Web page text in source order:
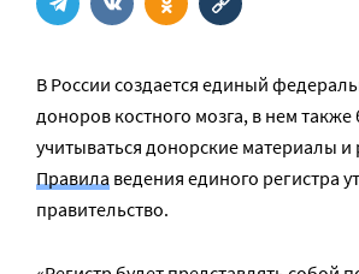
В России создается единый
доноров костного мозга, в нем также
учитываться донорские материалы
Правила ведения единого регистра
правительство.